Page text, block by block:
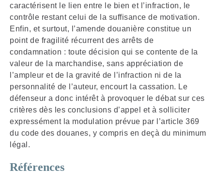
caractérisent le lien entre le bien et l’infraction, le
contrôle restant celui de la suffisance de motivation.
Enfin, et surtout, l’amende douanière constitue un
point de fragilité récurrent des arrêts de
condamnation : toute décision qui se contente de la
valeur de la marchandise, sans appréciation de
l’ampleur et de la gravité de l’infraction ni de la
personnalité de l’auteur, encourt la cassation. Le
défenseur a donc intérêt à provoquer le débat sur ces
critères dès les conclusions d’appel et à solliciter
expressément la modulation prévue par l’article 369
du code des douanes, y compris en deçà du minimum
légal.
Références